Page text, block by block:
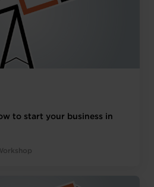
to start your business in